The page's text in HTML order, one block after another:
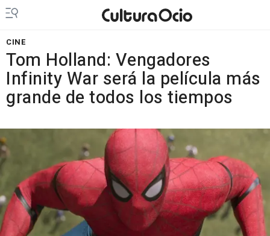
CINE
Tom Holland: Vengadores
Infinity War será la película más
grande de todos los tiempos